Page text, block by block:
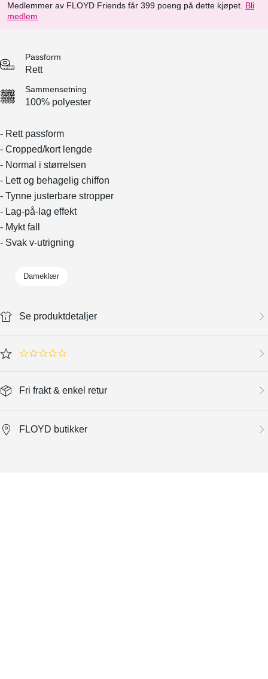
Medlemmer av FLOYD Friends får 399 poeng på dette kjøpet. Bli
medlem
Passform
Rett
Sammensetning
100% polyester
- Rett passform
- Cropped/kort lengde
- Normal i størrelsen
- Lett og behagelig chiffon
- Tynne justerbare stropper
- Lag-på-lag effekt
- Mykt fall
- Svak v-utrigning
Dameklær
Se produktdetaljer
0.0 star rating
Fri frakt & enkel retur
FLOYD butikker